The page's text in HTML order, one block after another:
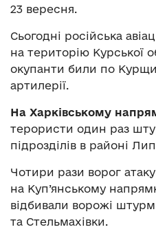
23 вересня.
Сьогодні російська
на територію Курської
окупанти били по
артилерії.
На Харківському
терористи один раз
підрозділів в районі
Чотири рази ворог
на Куп’янському
відбивали ворожі
та Стельмахівки.